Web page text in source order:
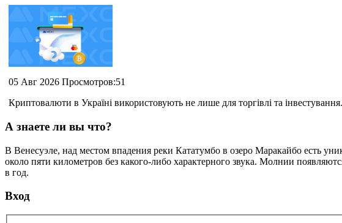
05 Авг 2026 Просмотров:51
Криптовалюти в Україні використовують не лише для торгівлі та
А знаете ли вы что?
В Венесуэле, над местом впадения реки Кататумбо в озеро Маракайбо есть
около пяти километров без какого-либо характерного звука. Молнии
в год.
Вход